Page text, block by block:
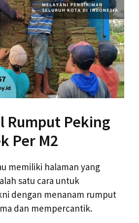
Rumput Peking
Per M2
memiliki halaman yang
satu cara untuk
dengan menanam rumput
dan mempercantik.